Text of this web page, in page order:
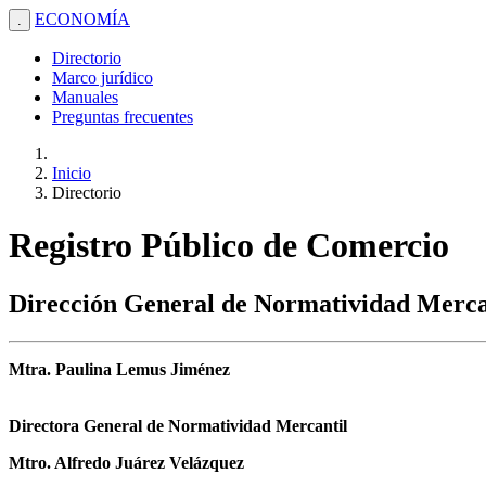
. ECONOMÍA
Directorio
Marco jurídico
Manuales
Preguntas frecuentes
Inicio
Directorio
Registro Público de Comercio
Dirección General de Normatividad
Mtra. Paulina Lemus Jiménez
Directora General de Normatividad Mercantil
Mtro. Alfredo Juárez Velázquez